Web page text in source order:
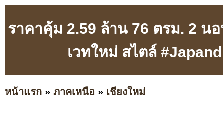
ราคาคุ้ม 2.59 ล้าน 76 ตรม. 2 น
เวทใหม่ สไตล์
หน้าแรก » ภาคเหนือ » เชียงใหม่